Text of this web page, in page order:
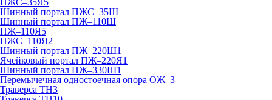
ПЖС–35Я5
Шинный портал ПЖС–35Ш
Шинный портал ПЖ–110Ш
ПЖ–110Я5
ПЖС–110Я2
Шинный портал ПЖ–220Ш1
Ячейковый портал ПЖ–220Я1
Шинный портал ПЖ–330Ш1
Перемычечная одностоечная опора ОЖ–3
Траверса ТН3